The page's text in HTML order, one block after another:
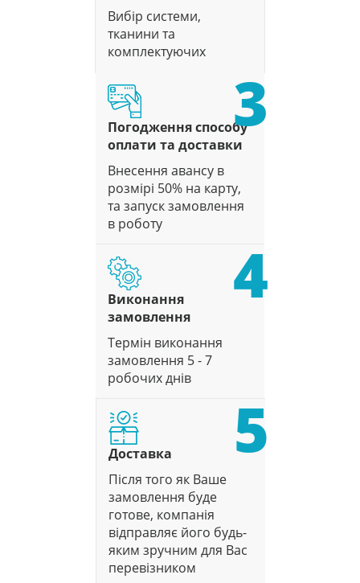
Вибір системи,
тканини та
комплектуючих
3
Погодження способу
оплати та доставки
Внесення авансу в
розмірі 50% на карту,
та запуск замовлення
в роботу
4
Виконання
замовлення
Термін виконання
замовлення 5 - 7
робочих днів
5
Доставка
Після того як Ваше
замовлення буде
готове, компанія
відправляє його будь-
яким зручним для Вас
перевізником